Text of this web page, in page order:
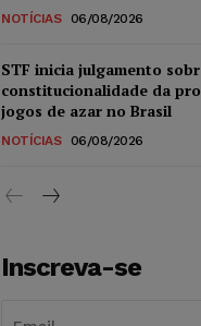
NOTÍCIAS 06/08/2026
STF inicia julgamento
constitucionalidade da
jogos de azar no Brasil
NOTÍCIAS 06/08/2026
Inscreva-se